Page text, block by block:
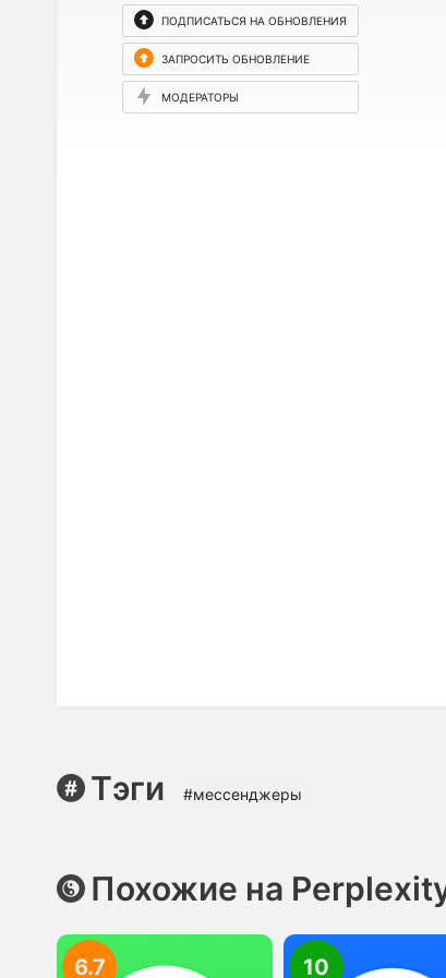
ПОДПИСАТЬСЯ НА ОБНОВЛЕНИЯ
ЗАПРОСИТЬ ОБНОВЛЕНИЕ
МОДЕРАТОРЫ
Тэги #мессенджеры
Похожие на
6.7 10